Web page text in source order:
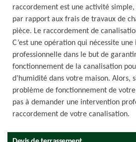
raccordement est une activité
par rapport aux frais de travaux de
pièce. Le raccordement de
C’est une opération qui nécessite
professionnelle dans le but de
fonctionnement de la canalisation
d’humidité dans votre maison. Alors,
problème de fonctionnement de
pas à demander une intervention
raccordement de votre canalisation.